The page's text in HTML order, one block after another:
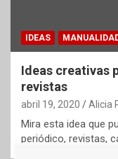
IDEAS
Ideas creativas
revistas
abril 19, 2020 Alicia
Mira esta idea que
periódico, revistas,